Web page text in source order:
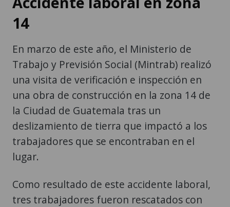
14
En marzo de este año, el Ministerio de
Trabajo y Previsión Social (Mintrab) realizó
una visita de verificación e inspección en
una obra de construcción en la zona 14 de
la Ciudad de Guatemala tras un
deslizamiento de tierra que impactó a los
trabajadores que se encontraban en el
lugar.
Como resultado de este accidente laboral,
tres trabajadores fueron rescatados con